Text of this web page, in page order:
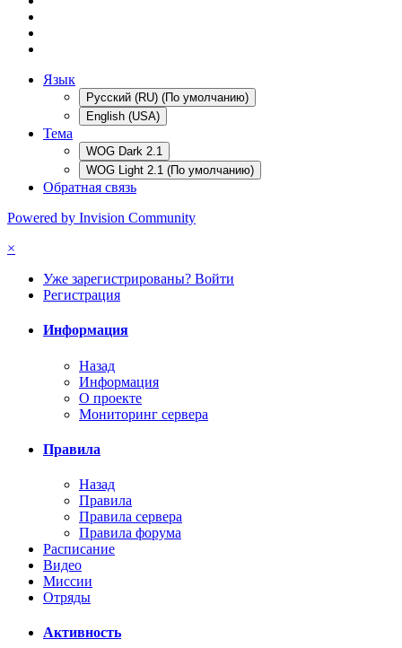
Язык
Русский (RU) (По умолчанию)
English (USA)
Тема
WOG Dark 2.1
WOG Light 2.1 (По умолчанию)
Обратная связь
Powered by Invision Community
×
Уже зарегистрированы? Войти
Регистрация
Информация
Назад
Информация
О проекте
Мониторинг сервера
Правила
Назад
Правила
Правила сервера
Правила форума
Расписание
Видео
Миссии
Отряды
Активность